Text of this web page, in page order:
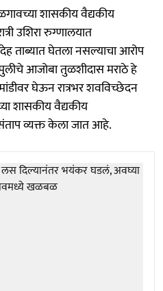
शासकीय वैद्यकीय
उशिरा रुग्णालयात
ताब्यात घेतला नसल्याचा आरोप
आजोबा तुळशीदास मराठे हे
घेऊन रात्रभर शवविच्छेदन
शासकीय वैद्यकीय
संताप व्यक्त केला जात आहे.